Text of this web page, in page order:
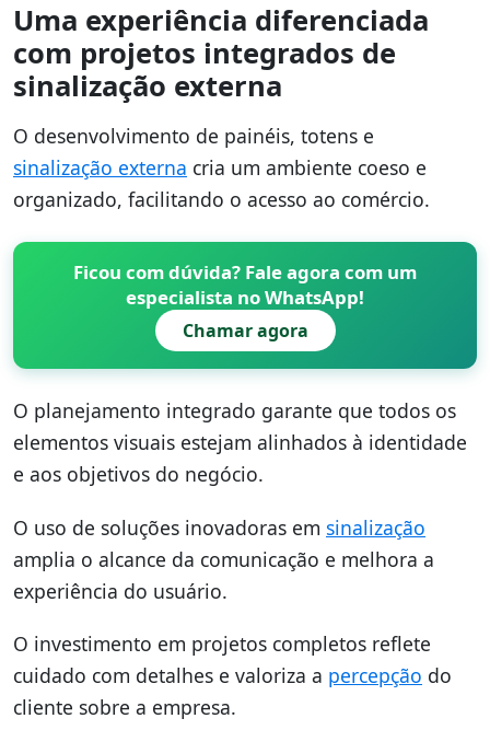
Uma experiência diferenciada
com projetos integrados de
sinalização externa
O desenvolvimento de painéis, totens e
sinalização externa cria um ambiente coeso e
organizado, facilitando o acesso ao comércio.
Ficou com dúvida? Fale agora com um
especialista no WhatsApp!
Chamar agora
O planejamento integrado garante que todos os
elementos visuais estejam alinhados à identidade
e aos objetivos do negócio.
O uso de soluções inovadoras em sinalização
amplia o alcance da comunicação e melhora a
experiência do usuário.
O investimento em projetos completos reflete
cuidado com detalhes e valoriza a percepção do
cliente sobre a empresa.